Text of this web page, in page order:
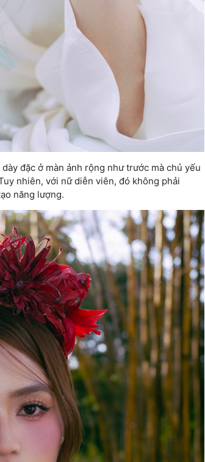
đặc ở màn ảnh rộng như trước mà chủ yếu
nhiên, với nữ diễn viên, đó không phải
năng lượng.